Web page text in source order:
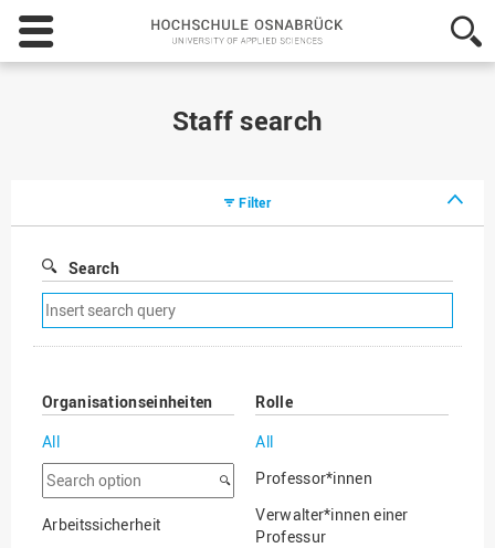
Hochschule
Osnabrück
-
Staff search
Filter
Search
Remove
search
filter
Organisationseinheiten
All
Search
option
Arbeitssicherheit
Rolle
All
Professor*innen
Verwalter*innen einer
Professur